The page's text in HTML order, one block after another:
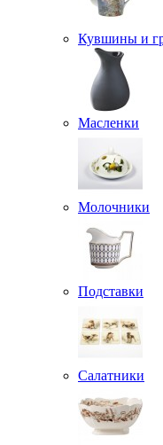
Кувшины и
Масленки
Молочники
Подставки
Салатники